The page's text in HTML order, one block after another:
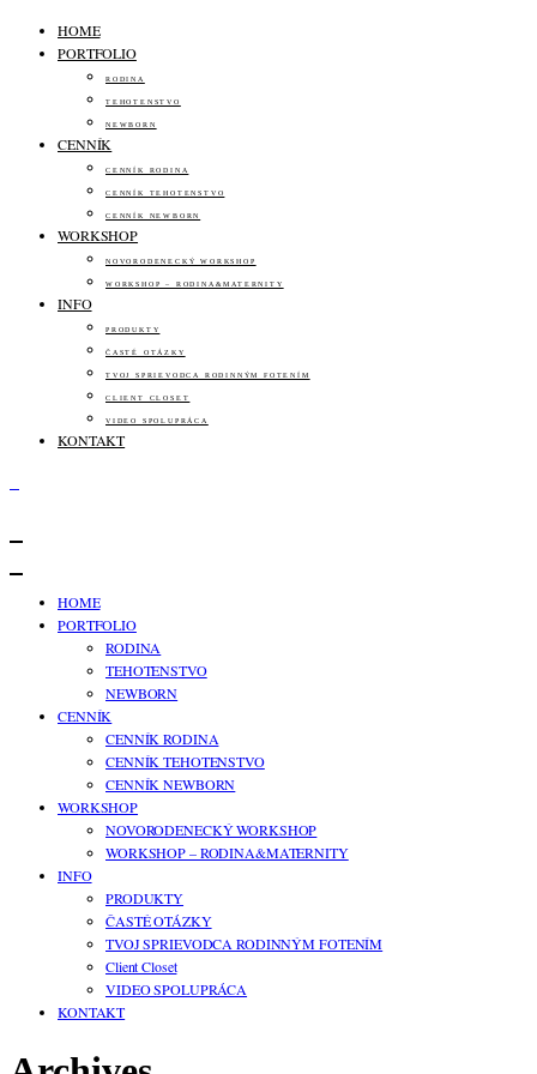
HOME
PORTFOLIO
RODINA
TEHOTENSTVO
NEWBORN
CENNÍK
CENNÍK RODINA
CENNÍK TEHOTENSTVO
CENNÍK NEWBORN
WORKSHOP
NOVORODENECKÝ WORKSHOP
WORKSHOP – RODINA&MATERNITY
INFO
PRODUKTY
ČASTÉ OTÁZKY
TVOJ SPRIEVODCA RODINNÝM FOTENÍM
CLIENT CLOSET
VIDEO SPOLUPRÁCA
KONTAKT
HOME
PORTFOLIO
RODINA
TEHOTENSTVO
NEWBORN
CENNÍK
CENNÍK RODINA
CENNÍK TEHOTENSTVO
CENNÍK NEWBORN
WORKSHOP
NOVORODENECKÝ WORKSHOP
WORKSHOP – RODINA&MATERNITY
INFO
PRODUKTY
ČASTÉ OTÁZKY
TVOJ SPRIEVODCA RODINNÝM FOTENÍM
Client Closet
VIDEO SPOLUPRÁCA
KONTAKT